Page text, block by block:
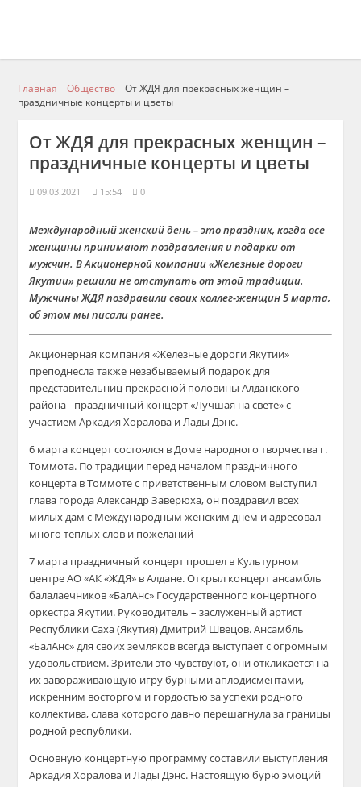
Главная Общество
От ЖДЯ для прекрасных женщин –
праздничные концерты и цветы
От ЖДЯ для прекрасных женщин –
праздничные концерты и цветы
09.03.2021 15:54 0
Международный женский день – это праздник, когда все
женщины принимают поздравления и подарки от
мужчин. В Акционерной компании «Железные дороги
Якутии» решили не отступать от этой традиции.
Мужчины ЖДЯ поздравили своих коллег-женщин 5 марта,
об этом мы писали ранее.
Акционерная компания «Железные дороги Якутии»
преподнесла также незабываемый подарок для
представительниц прекрасной половины Алданского
района– праздничный концерт «Лучшая на свете» с
участием Аркадия Хоралова и Лады Дэнс.
6 марта концерт состоялся в Доме народного творчества г.
Томмота. По традиции перед началом праздничного
концерта в Томмоте с приветственным словом выступил
глава города Александр Заверюха, он поздравил всех
милых дам с Международным женским днем и адресовал
много теплых слов и пожеланий
7 марта праздничный концерт прошел в Культурном
центре АО «АК «ЖДЯ» в Алдане. Открыл концерт ансамбль
балалаечников «БалАнс» Государственного концертного
оркестра Якутии. Руководитель – заслуженный артист
Республики Саха (Якутия) Дмитрий Швецов. Ансамбль
«БалАнс» для своих земляков всегда выступает с огромным
удовольствием. Зрители это чувствуют, они откликается на
их завораживающую игру бурными аплодисментами,
искренним восторгом и гордостью за успехи родного
коллектива, слава которого давно перешагнула за границы
родной республики.
Основную концертную программу составили выступления
Аркадия Хоралова и Лады Дэнс. Настоящую бурю эмоций